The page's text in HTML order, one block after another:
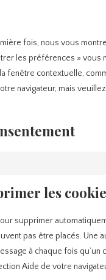
fois, nous vous
les préférences »
fenêtre contextuelle,
navigateur, mais
les
supprimer
pas être placés. Une
à chaque fois
Aide de votre